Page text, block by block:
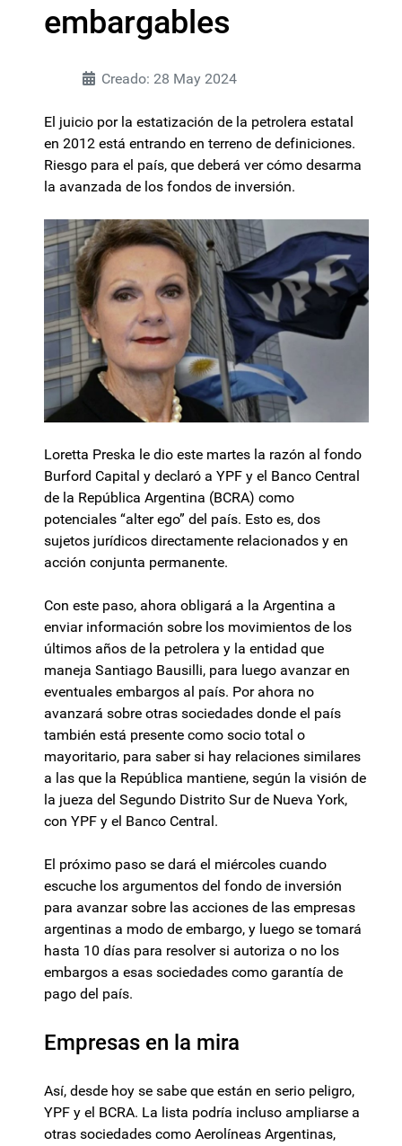
embargables
Creado: 28 May 2024
El juicio por la estatización de la petrolera estatal
en 2012 está entrando en terreno de definiciones.
Riesgo para el país, que deberá ver cómo desarma
la avanzada de los fondos de inversión.
Loretta Preska le dio este martes la razón al fondo
Burford Capital y declaró a YPF y el Banco Central
de la República Argentina (BCRA) como
potenciales “alter ego” del país. Esto es, dos
sujetos jurídicos directamente relacionados y en
acción conjunta permanente.
Con este paso, ahora obligará a la Argentina a
enviar información sobre los movimientos de los
últimos años de la petrolera y la entidad que
maneja Santiago Bausilli, para luego avanzar en
eventuales embargos al país. Por ahora no
avanzará sobre otras sociedades donde el país
también está presente como socio total o
mayoritario, para saber si hay relaciones similares
a las que la República mantiene, según la visión de
la jueza del Segundo Distrito Sur de Nueva York,
con YPF y el Banco Central.
El próximo paso se dará el miércoles cuando
escuche los argumentos del fondo de inversión
para avanzar sobre las acciones de las empresas
argentinas a modo de embargo, y luego se tomará
hasta 10 días para resolver si autoriza o no los
embargos a esas sociedades como garantía de
pago del país.
Empresas en la mira
Así, desde hoy se sabe que están en serio peligro,
YPF y el BCRA. La lista podría incluso ampliarse a
otras sociedades como Aerolíneas Argentinas,